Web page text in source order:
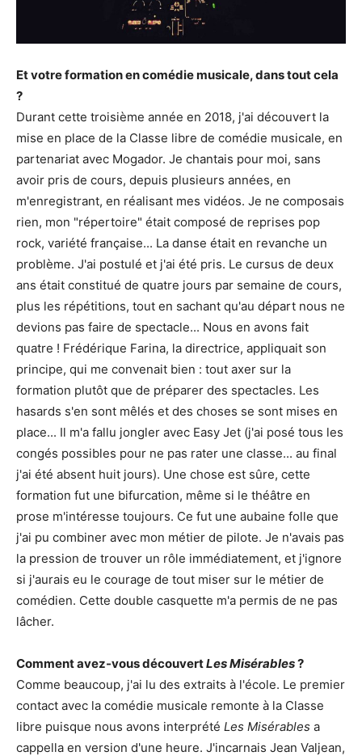
Et votre formation en comédie musicale, dans tout cela
?
Durant cette troisième année en 2018, j'ai découvert la
mise en place de la Classe libre de comédie musicale, en
partenariat avec Mogador. Je chantais pour moi, sans
avoir pris de cours, depuis plusieurs années, en
m'enregistrant, en réalisant mes vidéos. Je ne composais
rien, mon "répertoire" était composé de reprises pop
rock, variété française... La danse était en revanche un
problème. J'ai postulé et j'ai été pris. Le cursus de deux
ans était constitué de quatre jours par semaine de cours,
plus les répétitions, tout en sachant qu'au départ nous ne
devions pas faire de spectacle... Nous en avons fait
quatre ! Frédérique Farina, la directrice, appliquait son
principe, qui me convenait bien : tout axer sur la
formation plutôt que de préparer des spectacles. Les
hasards s'en sont mêlés et des choses se sont mises en
place... Il m'a fallu jongler avec Easy Jet (j'ai posé tous les
congés possibles pour ne pas rater une classe... au final
j'ai été absent huit jours). Une chose est sûre, cette
formation fut une bifurcation, même si le théâtre en
prose m'intéresse toujours. Ce fut une aubaine folle que
j'ai pu combiner avec mon métier de pilote. Je n'avais pas
la pression de trouver un rôle immédiatement, et j'ignore
si j'aurais eu le courage de tout miser sur le métier de
comédien. Cette double casquette m'a permis de ne pas
lâcher.
Comment avez-vous découvertLes Misérables?
Comme beaucoup, j'ai lu des extraits à l'école. Le premier
contact avec la comédie musicale remonte à la Classe
libre puisque nous avons interprété Les Misérables a
cappella en version d'une heure. J'incarnais Jean Valjean,